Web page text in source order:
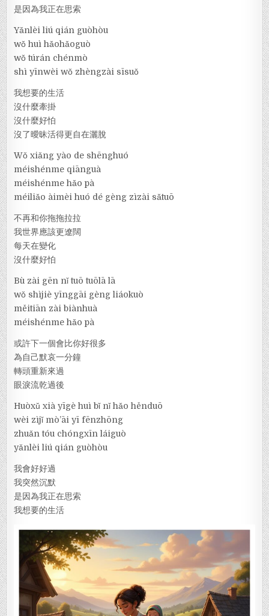
是因為我正在思索
Yǎnlèi liú qián guòhòu
wǒ huì hǎohǎoguò
wǒ túrán chénmò
shì yīnwèi wǒ zhèngzài sīsuǒ
我想要的生活
沒什麼牽掛
沒什麼好怕
沒了曖昧活得更自在灑脫
Wǒ xiǎng yào de shēnghuó
méishénme qiānguà
méishénme hǎo pà
méiliǎo àimèi huó dé gèng zìzài sǎtuō
不再和你拖拖拉拉
我世界應該更遼闊
每天在變化
沒什麼好怕
Bù zài gēn nǐ tuō tuōlā lā
wǒ shìjiè yīnggāi gèng liáokuò
měitiān zài biànhuà
méishénme hǎo pà
或許下一個會比你好很多
為自己默哀一分鐘
轉頭重新來過
眼淚流乾過後
Huòxǔ xià yīgè huì bǐ nǐ hǎo hěnduō
wèi zìjǐ mò’āi yī fēnzhōng
zhuǎn tóu chóngxīn láiguò
yǎnlèi liú qián guòhòu
我會好好過
我突然沉默
是因為我正在思索
我想要的生活